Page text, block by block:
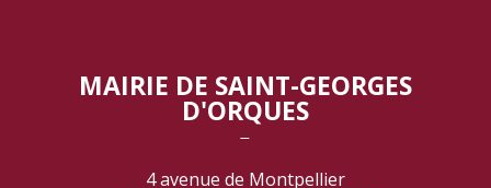
MAIRIE DE SAINT-GEORGES
D'ORQUES
‾
4 avenue de Montpellier